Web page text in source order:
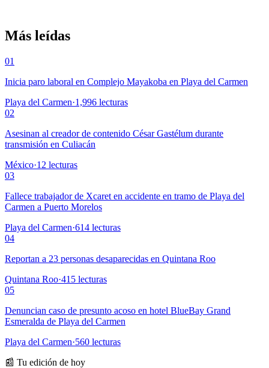
Más leídas
01
Inicia paro laboral en Complejo Mayakoba en Playa del Carmen
Playa del Carmen·1,996 lecturas
02
Asesinan al creador de contenido César Gastélum durante
transmisión en Culiacán
México·12 lecturas
03
Fallece trabajador de Xcaret en accidente en tramo de Playa del
Carmen a Puerto Morelos
Playa del Carmen·614 lecturas
04
Reportan a 23 personas desaparecidas en Quintana Roo
Quintana Roo·415 lecturas
05
Denuncian caso de presunto acoso en hotel BlueBay Grand
Esmeralda de Playa del Carmen
Playa del Carmen·560 lecturas
📰 Tu edición de hoy